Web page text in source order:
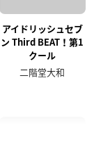
アイドリッシュセブ
ン Third BEAT！第1
クール
二階堂大和